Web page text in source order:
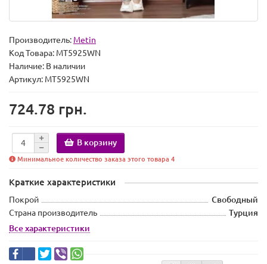
Производитель: Metin
Код Товара: MT5925WN
Наличие: В наличии
Артикул: MT5925WN
724.78 грн.
В корзину
Минимальное количество заказа этого товара 4
Краткие характеристики
Покрой
Свободный
Страна производитель
Турция
Все характеристики